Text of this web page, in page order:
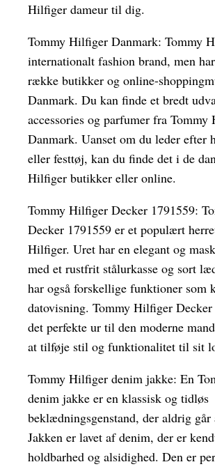
Hilfiger dameur til dig.
Tommy Hilfiger Danmark: Tommy
internationalt fashion brand, men
række butikker og online-
Danmark. Du kan finde et bredt
accessories og parfumer fra
Danmark. Uanset om du leder efter
eller festtøj, kan du finde det i de
Hilfiger butikker eller online.
Tommy Hilfiger Decker 1791559:
Decker 1791559 er et populært
Hilfiger. Uret har en elegant og
med et rustfrit stålurkasse og sort
har også forskellige funktioner som
datovisning. Tommy Hilfiger
det perfekte ur til den moderne
at tilføje stil og funktionalitet til sit
Tommy Hilfiger denim jakke: En
denim jakke er en klassisk og tidløs
beklædningsgenstand, der aldrig går
Jakken er lavet af denim, der er
holdbarhed og alsidighed. Den er